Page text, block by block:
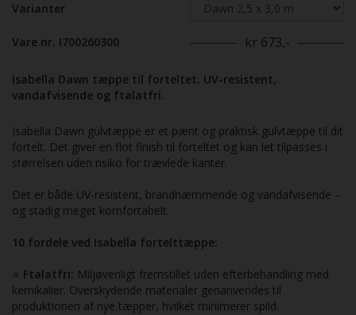
Varianter
Vare nr. I700260300 kr 673,-
Isabella Dawn tæppe til forteltet. UV-resistent,
vandafvisende og ftalatfri.
Isabella Dawn gulvtæppe er et pænt og praktisk gulvtæppe til dit
fortelt. Det giver en flot finish til forteltet og kan let tilpasses i
størrelsen uden risiko for trævlede kanter.
Det er både UV-resistent, brandhæmmende og vandafvisende –
og stadig meget komfortabelt.
10 fordele ved Isabella fortelttæppe:
⭐ Ftalatfri: Miljøvenligt fremstillet uden efterbehandling med
kemikalier. Overskydende materialer genanvendes til
produktionen af nye tæpper, hvilket minimerer spild.